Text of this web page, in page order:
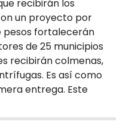
recibirán los
un proyecto por
pesos fortalecerán
de 25 municipios
recibirán colmenas,
Es así como
entrega. Este